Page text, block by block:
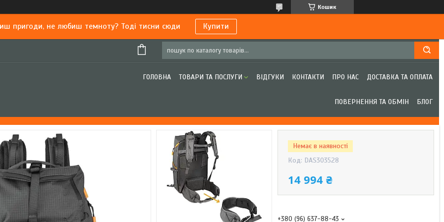
Кошик
пригоди, не любиш темноту? Тоді тисни сюди Купити
ГОЛОВНА ТОВАРИ ТА ПОСЛУГИ ВІДГУКИ КОНТАКТИ ПРО НАС ДОСТАВКА ТА ОПЛАТА
ПОВЕРНЕННЯ ТА ОБМІН БЛОГ
Немає в наявності
Код: DAS303528
14 994 ₴
+380 (96) 637-88-43